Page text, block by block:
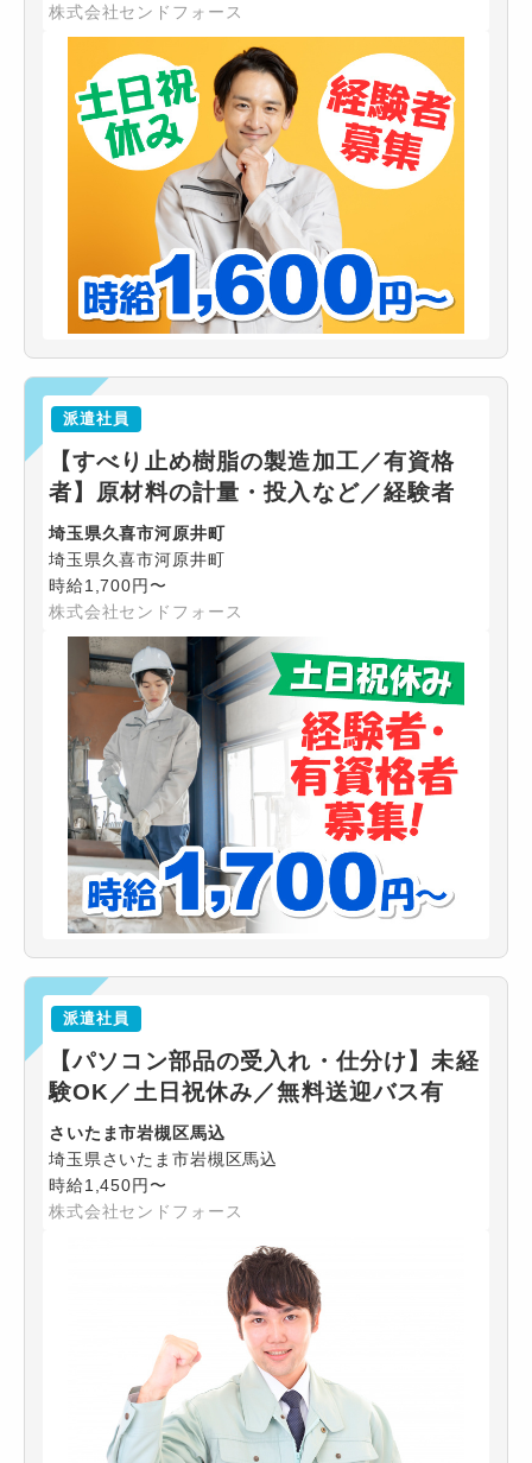
株式会社センドフォース
派遣社員
【すべり止め樹脂の製造加工／有資格
者】原材料の計量・投入など／経験者
埼玉県久喜市河原井町
埼玉県久喜市河原井町
時給1,700円〜
株式会社センドフォース
派遣社員
【パソコン部品の受入れ・仕分け】未経
験OK／土日祝休み／無料送迎バス有
さいたま市岩槻区馬込
埼玉県さいたま市岩槻区馬込
時給1,450円〜
株式会社センドフォース